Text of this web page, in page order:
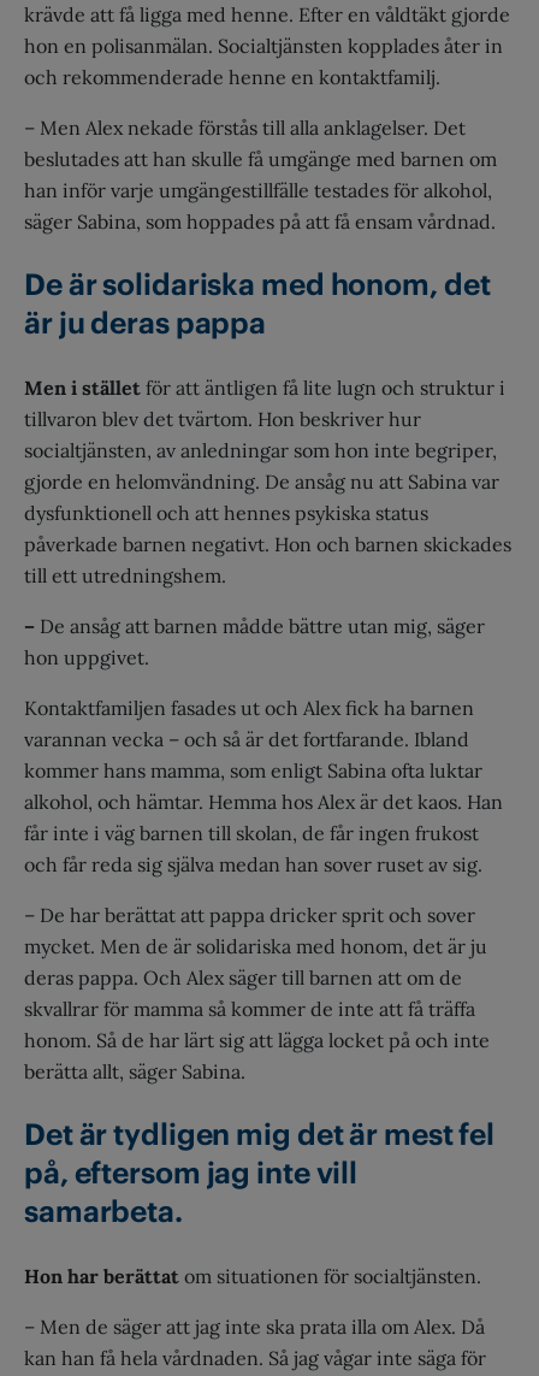
krävde att få ligga med henne. Efter en våldtäkt gjorde
hon en polisanmälan. Socialtjänsten kopplades åter in
och rekommenderade henne en kontaktfamilj.
– Men Alex nekade förstås till alla anklagelser. Det
beslutades att han skulle få umgänge med barnen om
han inför varje umgängestillfälle testades för alkohol,
säger Sabina, som hoppades på att få ensam vårdnad.
De är solidariska med honom, det
är ju deras pappa
Men i stället för att äntligen få lite lugn och struktur i
tillvaron blev det tvärtom. Hon beskriver hur
socialtjänsten, av anledningar som hon inte begriper,
gjorde en helomvändning. De ansåg nu att Sabina var
dysfunktionell och att hennes psykiska status
påverkade barnen negativt. Hon och barnen skickades
till ett utredningshem.
– De ansåg att barnen mådde bättre utan mig, säger
hon uppgivet.
Kontaktfamiljen fasades ut och Alex fick ha barnen
varannan vecka – och så är det fortfarande. Ibland
kommer hans mamma, som enligt Sabina ofta luktar
alkohol, och hämtar. Hemma hos Alex är det kaos. Han
får inte i väg barnen till skolan, de får ingen frukost
och får reda sig själva medan han sover ruset av sig.
– De har berättat att pappa dricker sprit och sover
mycket. Men de är solidariska med honom, det är ju
deras pappa. Och Alex säger till barnen att om de
skvallrar för mamma så kommer de inte att få träffa
honom. Så de har lärt sig att lägga locket på och inte
berätta allt, säger Sabina.
Det är tydligen mig det är mest fel
på, eftersom jag inte vill
samarbeta.
Hon har berättat om situationen för socialtjänsten.
– Men de säger att jag inte ska prata illa om Alex. Då
kan han få hela vårdnaden. Så jag vågar inte säga för